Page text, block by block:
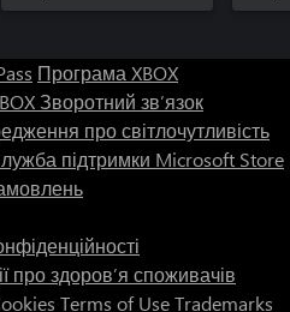
Програма XBOX
Зворотний зв’язок
про світлочутливість
підтримки Microsoft Store
про здоров’я споживачів
Terms of UseTrademarks